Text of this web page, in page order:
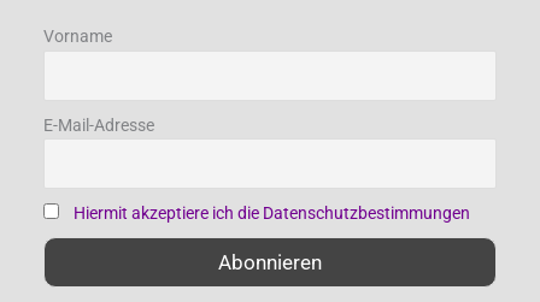
n
c
:
Vorname
E-Mail-Adresse
Hiermit akzeptiere ich die Datenschutzbestimmungen